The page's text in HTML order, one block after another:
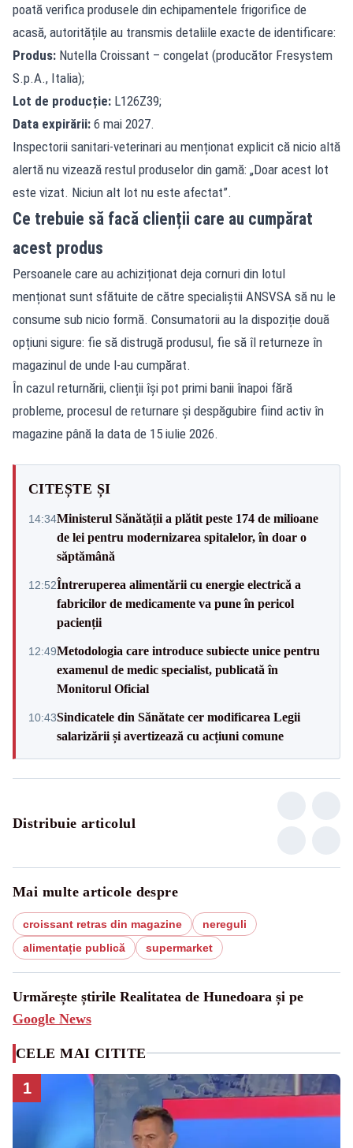
poată verifica produsele din echipamentele frigorifice de
acasă, autoritățile au transmis detaliile exacte de identificare:
Produs: Nutella Croissant – congelat (producător Fresystem
S.p.A., Italia);
Lot de producție: L126Z39;
Data expirării: 6 mai 2027.
Inspectorii sanitari-veterinari au menționat explicit că nicio altă
alertă nu vizează restul produselor din gamă: „Doar acest lot
este vizat. Niciun alt lot nu este afectat”.
Ce trebuie să facă clienții care au cumpărat
acest produs
Persoanele care au achiziționat deja cornuri din lotul
menționat sunt sfătuite de către specialiștii ANSVSA să nu le
consume sub nicio formă. Consumatorii au la dispoziție două
opțiuni sigure: fie să distrugă produsul, fie să îl returneze în
magazinul de unde l-au cumpărat.
În cazul returnării, clienții își pot primi banii înapoi fără
probleme, procesul de returnare și despăgubire fiind activ în
magazine până la data de 15 iulie 2026.
CITEȘTE ȘI
14:34Ministerul Sănătății a plătit peste 174 de milioane
de lei pentru modernizarea spitalelor, în doar o
săptămână
12:52Întreruperea alimentării cu energie electrică a
fabricilor de medicamente va pune în pericol
pacienții
12:49Metodologia care introduce subiecte unice pentru
examenul de medic specialist, publicată în
Monitorul Oficial
10:43Sindicatele din Sănătate cer modificarea Legii
salarizării și avertizează cu acțiuni comune
Distribuie articolul
Mai multe articole despre
croissant retras din magazine
nereguli
alimentație publică
supermarket
Urmărește știrile Realitatea de Hunedoara și pe
Google News
CELE MAI CITITE
1